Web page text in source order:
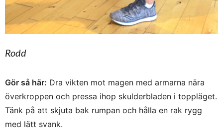
Rodd
Gör så här: Dra vikten mot magen med armarna nära
överkroppen och pressa ihop skulderbladen i toppläget.
Tänk på att skjuta bak rumpan och hålla en rak rygg
med lätt svank.